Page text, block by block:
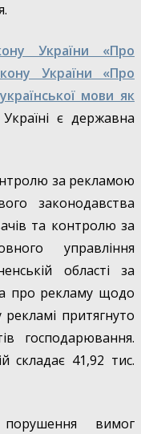
України «Про
України «Про
мови як
є державна
за рекламою
законодавства
та контролю за
управління
області за
про рекламу щодо
притягнуто
господарювання.
складає 41,92 тис.
вимог